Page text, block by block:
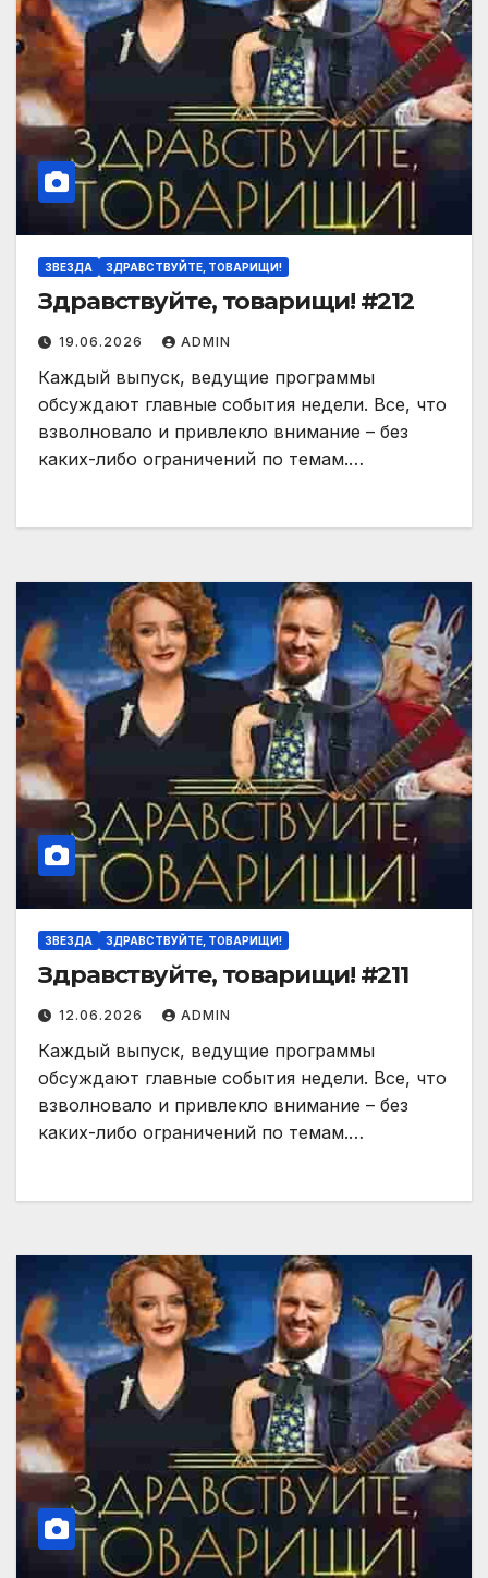
ЗВЕЗДА ЗДРАВСТВУЙТЕ, ТОВАРИЩИ!
Здравствуйте, товарищи! #212
19.06.2026 ADMIN
Каждый выпуск, ведущие программы
обсуждают главные события недели. Все, что
взволновало и привлекло внимание – без
каких-либо ограничений по темам.…
ЗВЕЗДА ЗДРАВСТВУЙТЕ, ТОВАРИЩИ!
Здравствуйте, товарищи! #211
12.06.2026 ADMIN
Каждый выпуск, ведущие программы
обсуждают главные события недели. Все, что
взволновало и привлекло внимание – без
каких-либо ограничений по темам.…